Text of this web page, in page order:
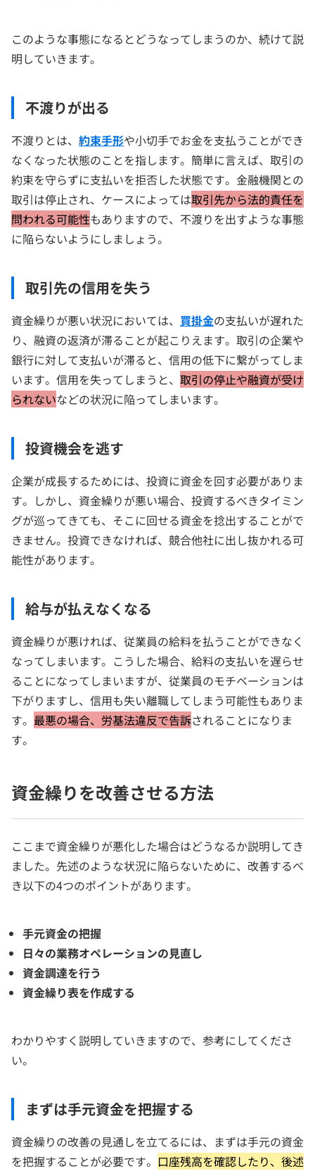
このような事態になるとどうなってしまうのか、続けて説
明していきます。
不渡りが出る
不渡りとは、 約束手形や小切手でお金を支払うことができ
なくなった状態のことを指します。簡単に言えば、取引の
約束を守らずに支払いを拒否した状態です。金融機関との
取引は停止され、ケースによっては取引先から法的責任を
問われる可能性もありますので、不渡りを出すような事態
に陥らないようにしましょう。
取引先の信用を失う
資金繰りが悪い状況においては、 買掛金の支払いが遅れた
り、融資の返済が滞ることが起こりえます。取引の企業や
銀行に対して支払いが滞ると、信用の低下に繋がってしま
います。信用を失ってしまうと、 取引の停止や融資が受け
られないなどの状況に陥ってしまいます。
投資機会を逃す
企業が成長するためには、投資に資金を回す必要がありま
す。しかし、資金繰りが悪い場合、投資するべきタイミン
グが巡ってきても、そこに回せる資金を捻出することがで
きません。投資できなければ、競合他社に出し抜かれる可
能性があります。
給与が払えなくなる
資金繰りが悪ければ、従業員の給料を払うことができなく
なってしまいます。こうした場合、給料の支払いを遅らせ
ることになってしまいますが、従業員のモチベーションは
下がりますし、信用も失い離職してしまう可能性もありま
す。 最悪の場合、 労基法違反で告訴されることになりま
す。
資金繰りを改善させる方法
ここまで資金繰りが悪化した場合はどうなるか説明してき
ました。先述のような状況に陥らないために、改善するべ
き以下の4つのポイントがあります。
手元資金の把握
日々の業務オペレーションの見直し
資金調達を行う
資金繰り表を作成する
わかりやすく説明していきますので、参考にしてくださ
い。
まずは手元資金を把握する
資金繰りの改善の見通しを立てるには、まずは手元の資金
を把握することが必要です。 口座残高を確認したり、後述